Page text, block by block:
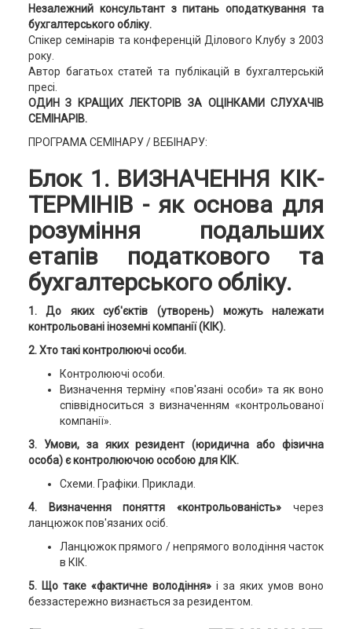
Незалежний консультант з питань оподаткування та
бухгалтерського обліку.
Спікер семінарів та конференцій Ділового Клубу з 2003
року.
Автор багатьох статей та публікацій в бухгалтерській
пресі.
ОДИН З КРАЩИХ ЛЕКТОРІВ ЗА ОЦІНКАМИ СЛУХАЧІВ
СЕМІНАРІВ.
ПРОГРАМА СЕМІНАРУ / ВЕБІНАРУ:
Блок 1. ВИЗНАЧЕННЯ КІК-
ТЕРМІНІВ - як основа для
розуміння подальших
етапів податкового та
бухгалтерського обліку.
1. До яких суб'єктів (утворень) можуть належати
контрольовані іноземні компанії (КІК).
2. Хто такі контролюючі особи.
Контролюючі особи.
Визначення терміну «пов'язані особи» та як воно
співвідноситься з визначенням «контрольованої
компанії».
3. Умови, за яких резидент (юридична або фізична
особа) є контролюючою особою для КІК.
Схеми. Графіки. Приклади.
4. Визначення поняття «контрольованість» через
ланцюжок пов'язаних осіб.
Ланцюжок прямого / непрямого володіння часток
в КІК.
5. Що таке «фактичне володіння»і за яких умов воно
беззастережно визнається за резидентом.